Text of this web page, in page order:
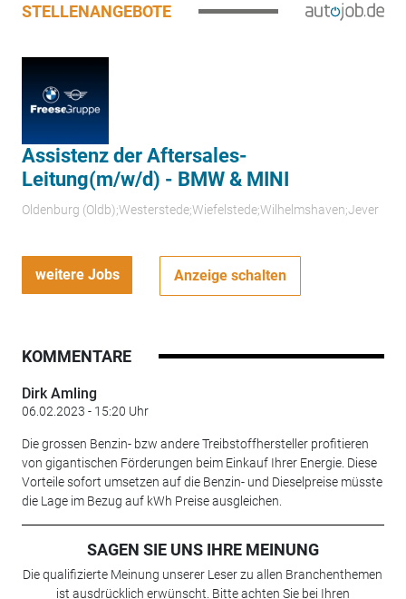
STELLENANGEBOTE
Assistenz der Aftersales-
Leitung(m/w/d) - BMW & MINI
Oldenburg (Oldb);Westerstede;Wiefelstede;Wilhelmshaven;Jever
weitere Jobs Anzeige schalten
KOMMENTARE
Dirk Amling
06.02.2023 - 15:20 Uhr
Die grossen Benzin- bzw andere Treibstoffhersteller profitieren
von gigantischen Förderungen beim Einkauf Ihrer Energie. Diese
Vorteile sofort umsetzen auf die Benzin- und Dieselpreise müsste
die Lage im Bezug auf kWh Preise ausgleichen.
SAGEN SIE UNS IHRE MEINUNG
Die qualifizierte Meinung unserer Leser zu allen Branchenthemen
ist ausdrücklich erwünscht. Bitte achten Sie bei Ihren